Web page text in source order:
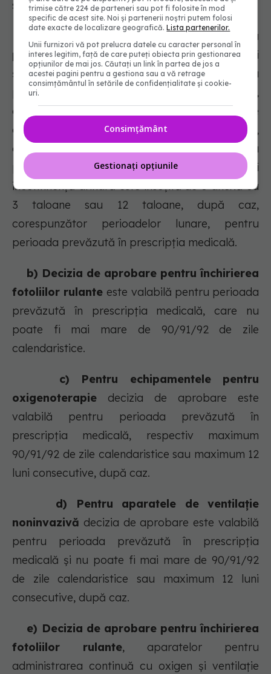
sănătate, cu excepția următoarelor situații:
a) Decizia de aprobare pentru
procurarea dispozitivelorde protezare stomii
și incontinență urinară este valabilă pentru
perioada prevăzută în prescripția medicală,
care nu poate fi mai mare de 90/91/92 de zile
calendaristice sau maximum 12 luni consecutive,
după caz. Decizia de aprobare pentru
procurarea dispozitivelor de protezare stomii și
incontinență urinară este însoțită de o anexă cu
3 taloane sau 12 taloane, după caz,
corespunzător perioadelor lunare, pentru
perioada prevăzută în prescripția medicală.
b) Decizia de aprobare pentru închirierea
fotoliilor rulante este valabilă pentru perioada
prevăzută în prescripția medicală, care nu
poate fi mai mare de 90/91/92 de zile
calendaristice.
c) Pentru echipamentele pentru
oxigenoterapie decizia de aprobare este
valabilă pentru perioada prevăzută în
prescripția medicală, respectiv maximum
90/91/92 de zile calendaristice sau maximum 12
luni consecutive, după caz.
d) Pentru aparatele de ventilație
noninvazivă decizia de aprobare este valabilă
pentru perioada prevăzută în prescripția
medicală și nu poate fi mai mare de 90/91/92
de zile calendaristice sau maximum 12 luni
consecutive, după caz.
e) Decizia de aprobare pentru închirierea
fotoliilor rulante, aparatelor pentru
administrarea continuă cu oxigen și ventilație
trimise către 224 de parteneri sau pot fi folosite în mod
specific de acest site. Noi și partenerii noștri putem folosi
date exacte de localizare geografică.Lista partenerilor.
Unii furnizori vă pot prelucra datele cu caracter personal în
interes legitim, față de care puteți obiecta prin gestionarea
opțiunilor de mai jos. Căutați un link în partea de jos a
acestei pagini pentru a gestiona sau a vă retrage
consimțământul în setările de confidențialitate și cookie-
uri.
Consimțământ
Gestionați opțiunile